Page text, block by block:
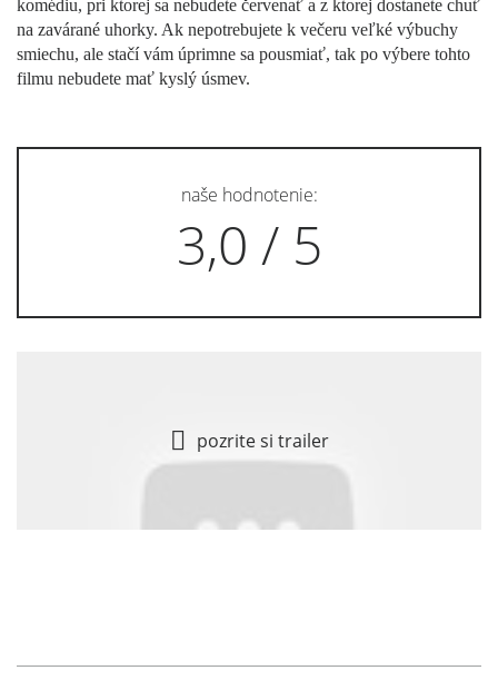
komédiu, pri ktorej sa nebudete červenať a z ktorej dostanete chuť
na zavárané uhorky. Ak nepotrebujete k večeru veľké výbuchy
smiechu, ale stačí vám úprimne sa pousmiať, tak po výbere tohto
filmu nebudete mať kyslý úsmev.
naše hodnotenie:
3,0 / 5
pozrite si trailer